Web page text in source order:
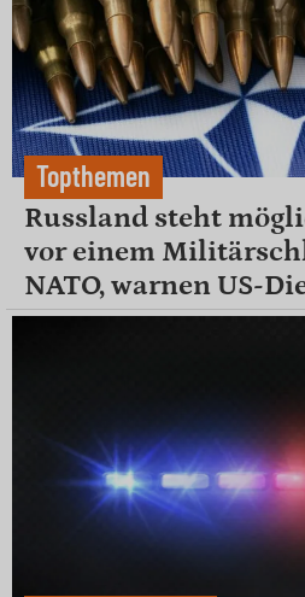
Topthemen
Russland steht
vor einem
NATO, warnen US-